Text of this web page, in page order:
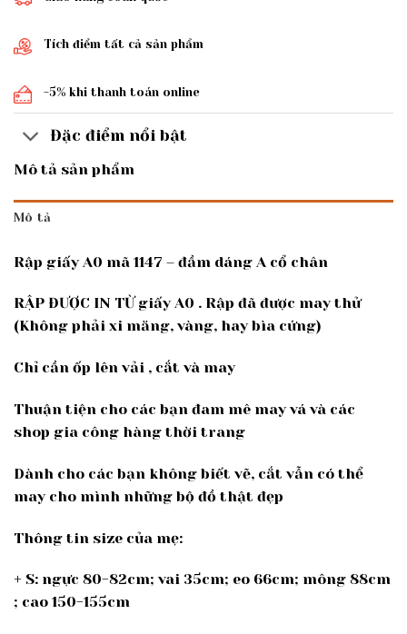
Tích điểm tất cả sản phẩm
-5% khi thanh toán online
Đặc điểm nổi bật
Mô tả sản phẩm
Mô tả
Rập giấy A0 mã 1147 – đầm dáng A cổ chân
RẬP ĐƯỢC IN TỪ giấy A0 . Rập đã được may thử
(Không phải xi măng, vàng, hay bìa cứng)
Chỉ cần ốp lên vải , cắt và may
Thuận tiện cho các bạn đam mê may vá và các
shop gia công hàng thời trang
Dành cho các bạn không biết vẽ, cắt vẫn có thể
may cho mình những bộ đồ thật đẹp
Thông tin size của mẹ:
+ S: ngực 80-82cm; vai 35cm; eo 66cm; mông 88cm
; cao 150-155cm